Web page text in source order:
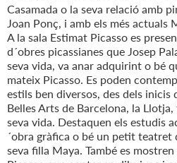
Casamada o la seva relació amb
Joan Ponç, i amb els més actuals
A la sala Estimat Picasso es
d´obres picassianes que Josep
seva vida, va anar adquirint o bé
mateix Picasso. Es poden
estils ben diversos, des dels inicis
Belles Arts de Barcelona, la
seva vida. Destaquen els estudis
´obra gràfica o bé un petit teatret
seva filla Maya. També es